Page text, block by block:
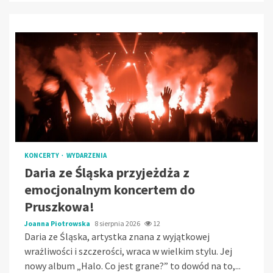
KONCERTY WYDARZENIA
Daria ze Śląska przyjeżdża z
emocjonalnym koncertem do
Pruszkowa!
Joanna Piotrowska 8 sierpnia 2026 12
Daria ze Śląska, artystka znana z wyjątkowej
wrażliwości i szczerości, wraca w wielkim stylu. Jej
nowy album „Halo. Co jest grane?” to dowód na to,...